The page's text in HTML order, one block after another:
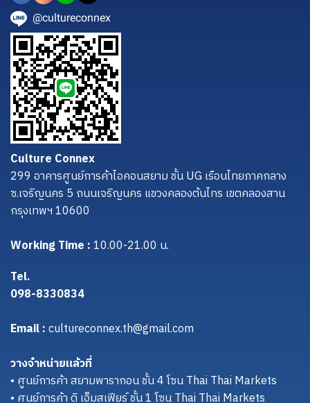
@cultureconnex
Culture Connex
299 อาคารศูนย์การค้าไอคอนสยาม ชั้น UG เรือนไทยภาคกลาง
ซ.เจริญนคร 5 ถนนเจริญนคร แขวงคลองต้นไทร เขตคลองสาน
กรุงเทพฯ 10600
Working Time :10.00-21.00 น.
Tel.
098-8330834
Email :cultureconnex.th@gmail.com
วางจำหน่ายแล้วที่
• ศูนย์การค้า สยามพารากอน ชั้น 4 โซน Thai Thai Markets
• ศูนย์การค้า ดิ เอ็มสเฟียร์ ชั้น 1 โซน Thai Thai Markets